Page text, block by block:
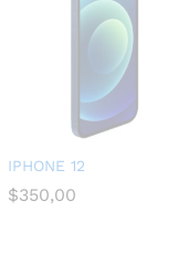
IPHONE 12
$350,00